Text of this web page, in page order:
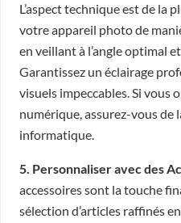
L’aspect technique est de la
votre appareil photo de
en veillant à l’angle optimal
Garantissez un éclairage
visuels impeccables. Si vous
numérique, assurez-vous
informatique.
5. Personnaliser avec des
accessoires sont la touche
sélection d’articles raffinés